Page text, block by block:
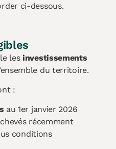
ci-dessous.
lesinvestissements
du territoire.
:
au 1er janvier 2026
récemment
conditions